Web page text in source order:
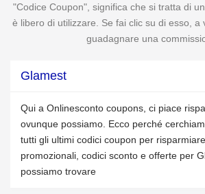
"Codice Coupon", significa che si tratta di
è libero di utilizzare. Se fai clic su di esso, a
guadagnare una
Glamest
Qui a Onlinesconto coupons, ci piace
ovunque possiamo. Ecco perché
tutti gli ultimi codici coupon per
promozionali, codici sconto e offerte per
possiamo trovare